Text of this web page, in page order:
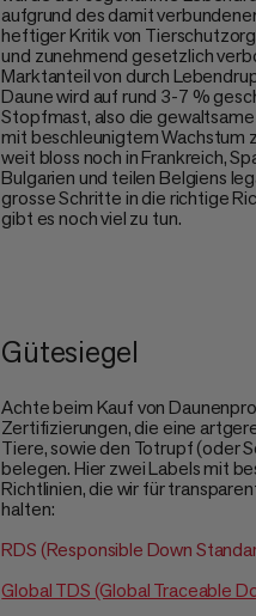
aufgrund des damit
heftiger Kritik von
und zunehmend gesetzlich
Marktanteil von durch
Daune wird auf rund 3-7 %
Stopfmast, also die
mit beschleunigtem Wachstum
weit bloss noch in Frankreich,
Bulgarien und teilen Belgiens
grosse Schritte in die richtige
gibt es noch viel zu tun.
Gütesiegel
Achte beim Kauf von
Zertifizierungen, die eine
Tiere, sowie den Totrupf (oder
belegen. Hier zwei Labels mit
Richtlinien, die wir für
halten:
RDS (Responsible Down
Global TDS (Global Traceable